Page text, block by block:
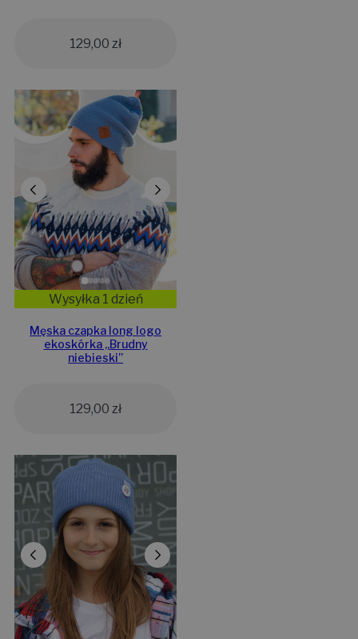
129,00 zł
Wysyłka 1 dzień
Męska czapka long logo
ekoskórka „Brudny
niebieski”
129,00 zł